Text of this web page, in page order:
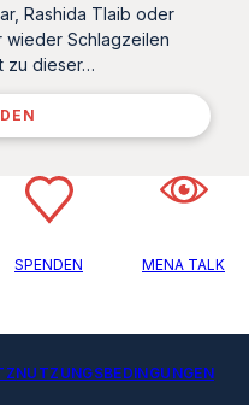
Rashida Tlaib oder
wieder Schlagzeilen
zu dieser…
SPENDEN MENA TALK
NUTZUNGSBEDINGUNGEN